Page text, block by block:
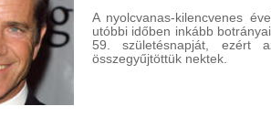
A nyolcvanas-kilencvenes
utóbbi időben inkább
59. születésnapját,
összegyűjtöttük nektek.